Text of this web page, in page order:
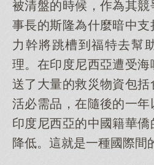
被清盤的時候，作為其
事長的斯隆為什麼暗中
力幹將跳槽到福特去幫
理。在印度尼西亞遭受
送了大量的救災物資包
活必需品，在隨後的一
印度尼西亞的中國籍華
降低。這就是一種國際間